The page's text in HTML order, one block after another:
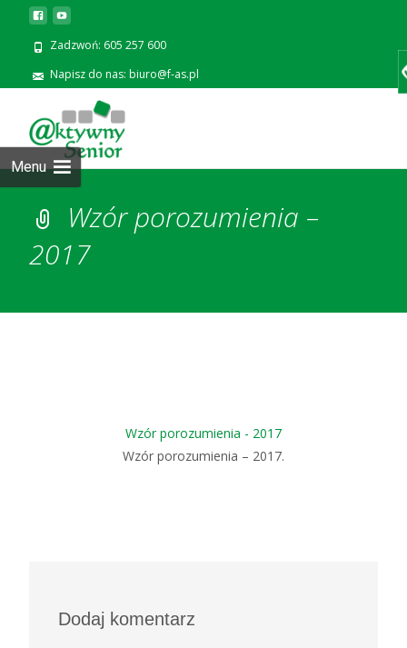
Zadzwoń: 605 257 600
Napisz do nas: biuro@f-as.pl
Menu
Wzór porozumienia –
2017
Wzór porozumienia - 2017
Wzór porozumienia – 2017.
Dodaj komentarz